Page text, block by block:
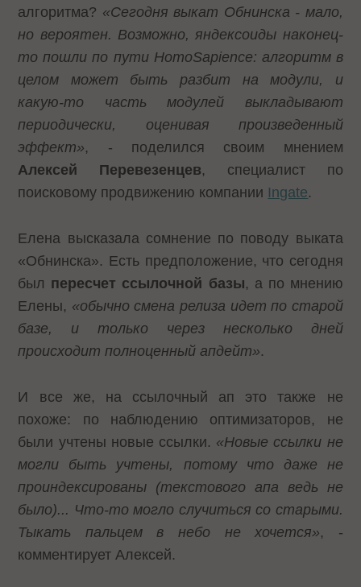
алгоритма? «Сегодня выкат Обнинска - мало,
но вероятен. Возможно, яндексоиды наконец-
то пошли по пути HomoSapience: алгоритм в
целом может быть разбит на модули, и
какую-то часть модулей выкладывают
периодически, оценивая произведенный
эффект», - поделился своим мнением
Алексей Перевезенцев, специалист по
поисковому продвижению компании Ingate.
Елена высказала сомнение по поводу выката
«Обнинска». Есть предположение, что сегодня
был пересчет ссылочной базы, а по мнению
Елены, «обычно смена релиза идет по старой
базе, и только через несколько дней
происходит полноценный апдейт».
И все же, на ссылочный ап это также не
похоже: по наблюдению оптимизаторов, не
были учтены новые ссылки. «Новые ссылки не
могли быть учтены, потому что даже не
проиндексированы (текстового апа ведь не
было)... Что-то могло случиться со старыми.
Тыкать пальцем в небо не хочется», -
комментирует Алексей.